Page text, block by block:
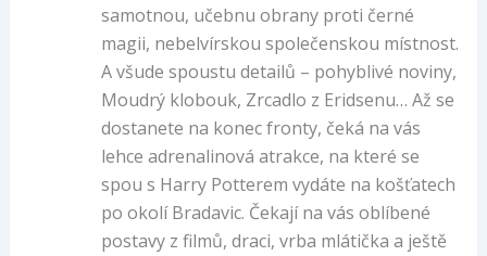
samotnou, učebnu obrany proti černé
magii, nebelvírskou společenskou místnost.
A všude spoustu detailů – pohyblivé noviny,
Moudrý klobouk, Zrcadlo z Eridsenu… Až se
dostanete na konec fronty, čeká na vás
lehce adrenalinová atrakce, na které se
spou s Harry Potterem vydáte na košťatech
po okolí Bradavic. Čekají na vás oblíbené
postavy z filmů, draci, vrba mlátička a ještě